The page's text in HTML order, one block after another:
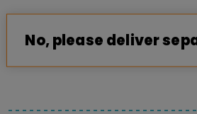
No, please deliver